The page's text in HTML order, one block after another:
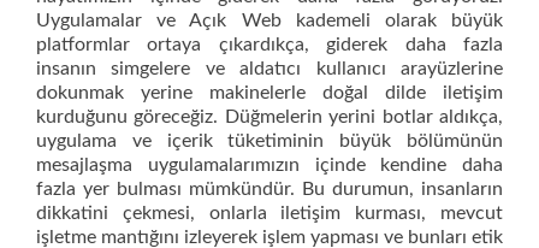
Uygulamalar ve Açık Web kademeli olarak büyük
platformlar ortaya çıkardıkça, giderek daha fazla
insanın simgelere ve aldatıcı kullanıcı arayüzlerine
dokunmak yerine makinelerle doğal dilde iletişim
kurduğunu göreceğiz. Düğmelerin yerini botlar aldıkça,
uygulama ve içerik tüketiminin büyük bölümünün
mesajlaşma uygulamalarımızın içinde kendine daha
fazla yer bulması mümkündür. Bu durumun, insanların
dikkatini çekmesi, onlarla iletişim kurması, mevcut
işletme mantığını izleyerek işlem yapması ve bunları etik